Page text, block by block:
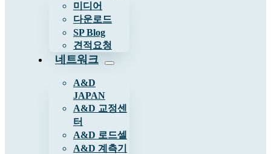
미디어
다운로드
SP Blog
견적요청
네트워크
A&D
JAPAN
A&D 교정센
터
A&D 로드셀
A&D 계측기